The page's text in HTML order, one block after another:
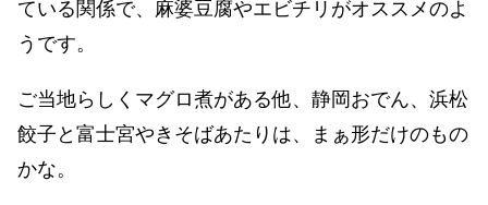
ている関係で、麻婆豆腐やエビチリがオススメのよ
うです。
ご当地らしくマグロ煮がある他、静岡おでん、浜松
餃子と富士宮やきそばあたりは、まぁ形だけのもの
かな。